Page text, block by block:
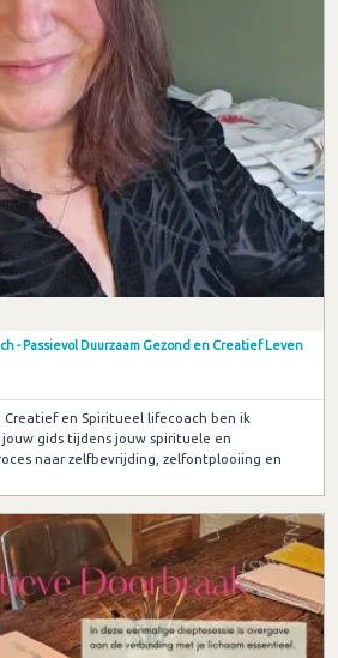
- Passievol Duurzaam Gezond en Creatief Leven
Creatief en Spiritueel lifecoach ben ik
gids tijdens jouw spirituele en
naar zelfbevrijding, zelfontplooiing en